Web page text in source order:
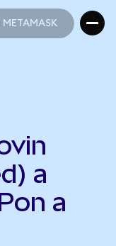
METAMASK
a
a